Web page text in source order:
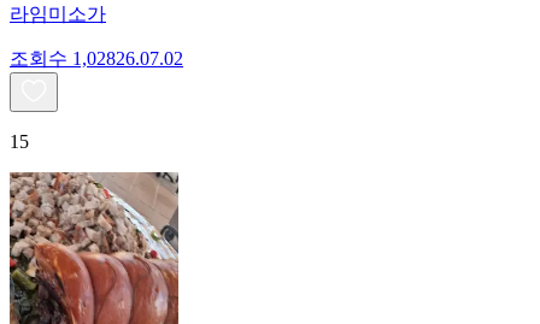
라임미소가
조회수 1,02826.07.02
15